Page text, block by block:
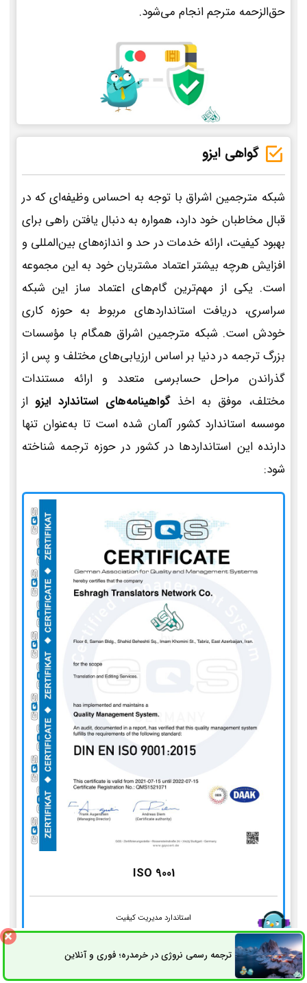
حق‌الزحمه مترجم انجام می‌شود.
گواهی ایزو
شبکه مترجمین اشراق با توجه به احساس وظیفه‌ای که در
قبال مخاطبان خود دارد، همواره به دنبال یافتن راهی برای
بهبود کیفیت، ارائه خدمات در حد و اندازه‌های بین‌المللی و
افزایش هرچه بیشتر اعتماد مشتریان خود به این مجموعه
است. یکی از مهم‌ترین گام‌های اعتماد ساز این شبکه
سراسری، دریافت استانداردهای مربوط به حوزه کاری
خودش است. شبکه مترجمین اشراق همگام با مؤسسات
بزرگ ترجمه در دنیا بر اساس ارزیابی‌های مختلف و پس از
گذراندن مراحل حسابرسی متعدد و ارائه مستندات
مختلف، موفق به اخذ گواهینامه‌های استاندارد ایزو از
موسسه استاندارد کشور آلمان شده است تا به‌عنوان تنها
دارنده این استانداردها در کشور در حوزه ترجمه شناخته
شود:
ISO 9001
استاندارد مدیریت کیفیت
ترجمه رسمی نروژی در خرمدره؛ فوری و آنلاینثبت سفارش راه های ارتباطی